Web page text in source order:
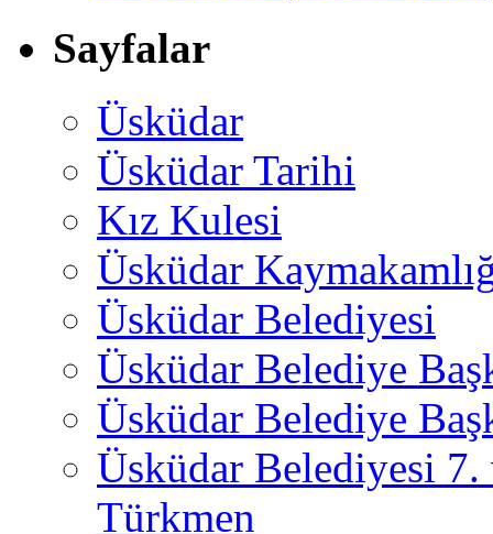
Sayfalar
Üsküdar
Üsküdar Tarihi
Kız Kulesi
Üsküdar
Üsküdar Belediyesi
Üsküdar Belediye
Üsküdar Belediye
Üsküdar Belediyesi
Türkmen